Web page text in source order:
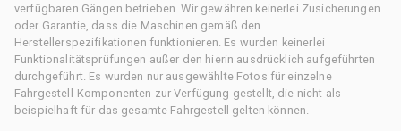
verfügbaren Gängen betrieben. Wir gewähren keinerlei Zusicherungen
oder Garantie, dass die Maschinen gemäß den
Herstellerspezifikationen funktionieren. Es wurden keinerlei
Funktionalitätsprüfungen außer den hierin ausdrücklich aufgeführten
durchgeführt. Es wurden nur ausgewählte Fotos für einzelne
Fahrgestell-Komponenten zur Verfügung gestellt, die nicht als
beispielhaft für das gesamte Fahrgestell gelten können.